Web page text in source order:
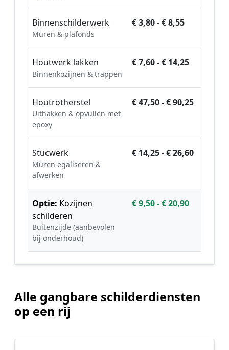
Binnenschilderwerk
Muren & plafonds
€ 3,80 - € 8,55
Houtwerk lakken
Binnenkozijnen & trappen
€ 7,60 - € 14,25
Houtrotherstel
Uithakken & opvullen met
epoxy
€ 47,50 - € 90,25
Stucwerk
Muren egaliseren &
afwerken
€ 14,25 - € 26,60
Optie: Kozijnen
schilderen
Buitenzijde (aanbevolen
bij onderhoud)
€ 9,50 - € 20,90
Alle gangbare schilderdiensten
op een rij